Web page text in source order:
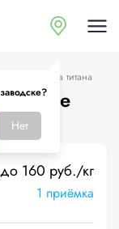
Нет
Цены на титана
160 руб./кг
1 приёмка